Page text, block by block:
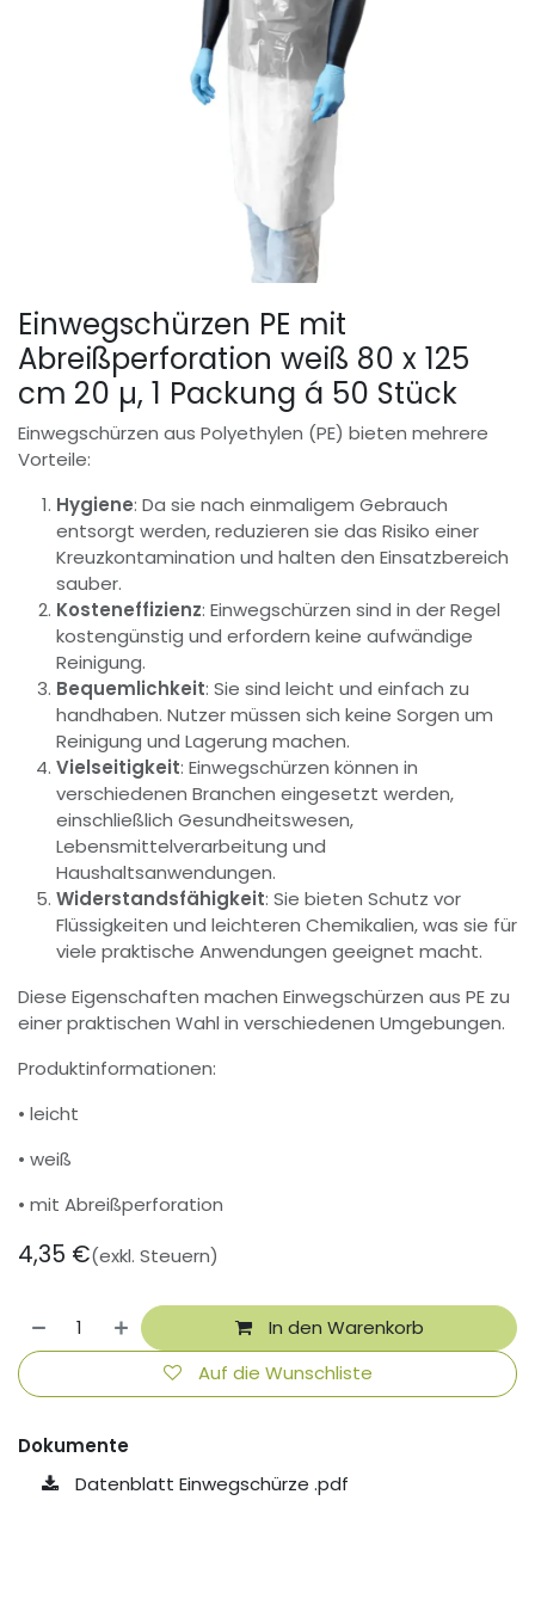
Einwegschürzen PE mit
Abreißperforation weiß 80 x 125
cm 20 µ, 1 Packung á 50 Stück
Einwegschürzen aus Polyethylen (PE) bieten mehrere
Vorteile:
Hygiene: Da sie nach einmaligem Gebrauch
entsorgt werden, reduzieren sie das Risiko einer
Kreuzkontamination und halten den Einsatzbereich
sauber.
Kosteneffizienz: Einwegschürzen sind in der Regel
kostengünstig und erfordern keine aufwändige
Reinigung.
Bequemlichkeit: Sie sind leicht und einfach zu
handhaben. Nutzer müssen sich keine Sorgen um
Reinigung und Lagerung machen.
Vielseitigkeit: Einwegschürzen können in
verschiedenen Branchen eingesetzt werden,
einschließlich Gesundheitswesen,
Lebensmittelverarbeitung und
Haushaltsanwendungen.
Widerstandsfähigkeit: Sie bieten Schutz vor
Flüssigkeiten und leichteren Chemikalien, was sie für
viele praktische Anwendungen geeignet macht.
Diese Eigenschaften machen Einwegschürzen aus PE zu
einer praktischen Wahl in verschiedenen Umgebungen.
Produktinformationen:
• leicht
• weiß
• mit Abreißperforation
4,35 €(exkl. Steuern)
In den Warenkorb
Auf die Wunschliste
Dokumente
Datenblatt Einwegschürze .pdf